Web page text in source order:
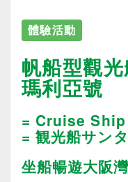
體驗活動
帆船型觀
瑪利亞號
= Cruise
= 観光船サン
坐船暢遊大阪灣